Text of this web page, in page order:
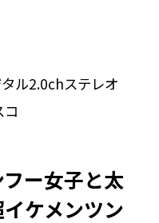
ル2.0chステレオ
ー女子と太
ケメンツン